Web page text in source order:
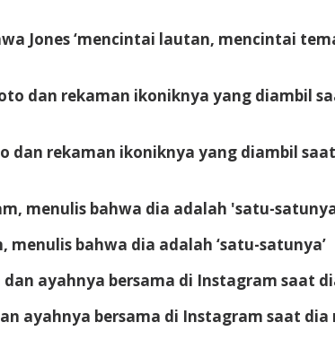
Jones ‘mencintai lautan, mencintai
dan rekaman ikoniknya yang diambil
bahwa dia adalah ‘satu-satunya’
ayahnya bersama di Instagram saat